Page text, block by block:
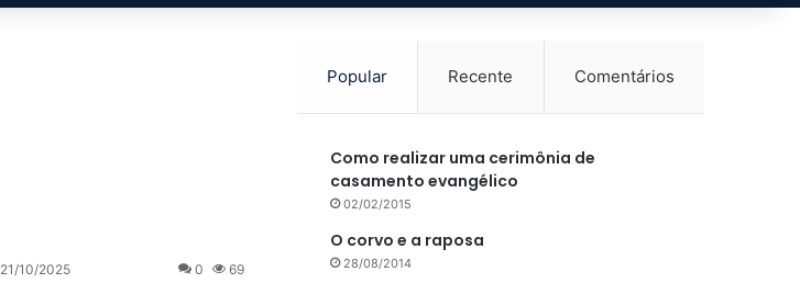
21/10/2025 0 69
Popular Recente Comentários
Como realizar uma cerimônia de
casamento evangélico
02/02/2015
O corvo e a raposa
28/08/2014